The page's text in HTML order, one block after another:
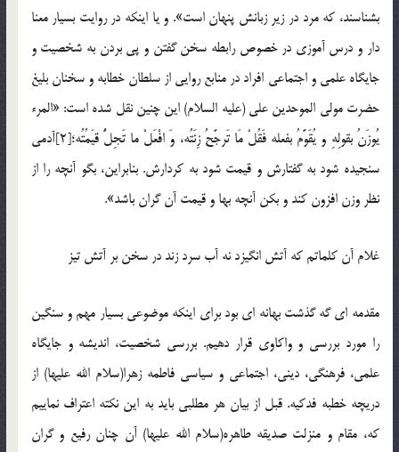
بشناسند، که مرد در زیر زبانش پنهان است‏». و یا اینکه در روایت بسیار معنا
دار و درس آموزی در خصوص رابطه سخن گفتن و پی بردن به شخصیت و
جایگاه علمی و اجتماعی افراد در منابع روایی از سلطان خطابه و سخنان بلیغ
حضرت مولی الموحدین علی (علیه السلام) این چنین نقل شده است: «المرء
یُوزَنُ بقولِهِ و یُقَوَّمُ بفعله فَقُلْ مَا تَرجَّحُ زِنَتُه، وَ افْعَلْ ما تَجِلُّ قیَمُتُه؛[2]آدمی
سنجیده شود به گفتارش و قیمت شود به کردارش. بنابراین، بگو آنچه را از
نظر وزن افزون کند و بکن آنچه بها و قیمت آن گران باشد».
غلام آن کلماتم که آتش انگیزد نه آب سرد زند در سخن بر آتش تیز
مقدمه ای گه گذشت بهانه ای بود برای اینکه موضوعی بسیار مهم و سنگین
را مورد بررسی و واکاوی قرار دهیم. بررسی شخصیت، اندیشه و جایگاه
علمی، فرهنگی، دینی، اجتماعی و سیاسی فاطمه زهرا(سلام الله علیها) از
دریچه خطبه فدکیه. قبل از بیان هر مطلبی باید به این نکته اعتراف نماییم
که، مقام و منزلت صدیقه طاهره(سلام الله علیها) آن چنان رفیع و گران